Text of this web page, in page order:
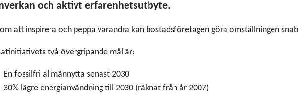
och aktivt erfarenhetsutbyte.
att inspirera och peppa varandra kan bostadsföretagen göra omställningen
två övergripande mål är:
En fossilfri allmännytta senast 2030
30% lägre energianvändning till 2030 (räknat från år 2007)